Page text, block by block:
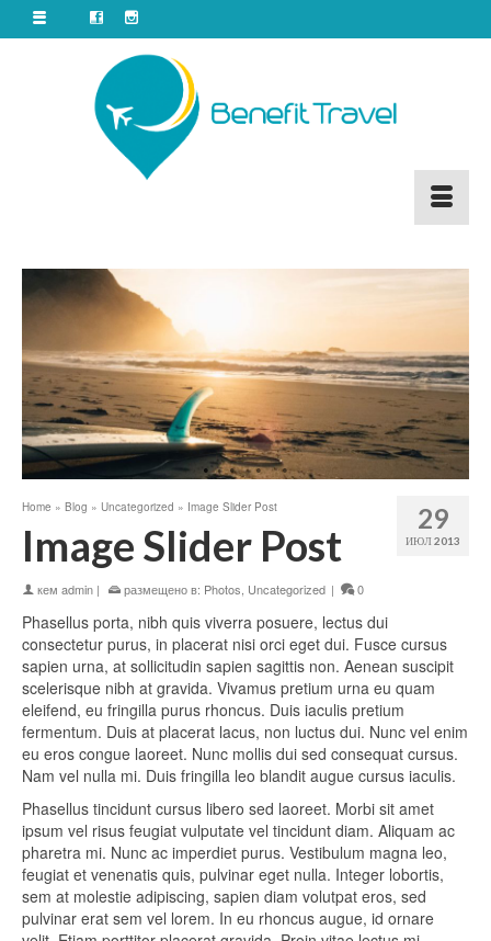
29
ИЮЛ 2013
Home » Blog » Uncategorized » Image Slider Post
Image Slider Post
кем admin | размещено в: Photos, Uncategorized | 0
Phasellus porta, nibh quis viverra posuere, lectus dui
consectetur purus, in placerat nisi orci eget dui. Fusce cursus
sapien urna, at sollicitudin sapien sagittis non. Aenean suscipit
scelerisque nibh at gravida. Vivamus pretium urna eu quam
eleifend, eu fringilla purus rhoncus. Duis iaculis pretium
fermentum. Duis at placerat lacus, non luctus dui. Nunc vel enim
eu eros congue laoreet. Nunc mollis dui sed consequat cursus.
Nam vel nulla mi. Duis fringilla leo blandit augue cursus iaculis.
Phasellus tincidunt cursus libero sed laoreet. Morbi sit amet
ipsum vel risus feugiat vulputate vel tincidunt diam. Aliquam ac
pharetra mi. Nunc ac imperdiet purus. Vestibulum magna leo,
feugiat et venenatis quis, pulvinar eget nulla. Integer lobortis,
sem at molestie adipiscing, sapien diam volutpat eros, sed
pulvinar erat sem vel lorem. In eu rhoncus augue, id ornare